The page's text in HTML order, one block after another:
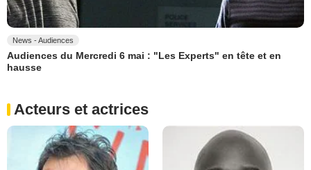
News - Audiences
Audiences du Mercredi 6 mai : "Les Experts" en tête et en
hausse
Acteurs et actrices